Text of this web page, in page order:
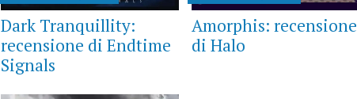
Dark Tranquillity:
recensione di Endtime
Signals
Amorphis: recensione
di Halo